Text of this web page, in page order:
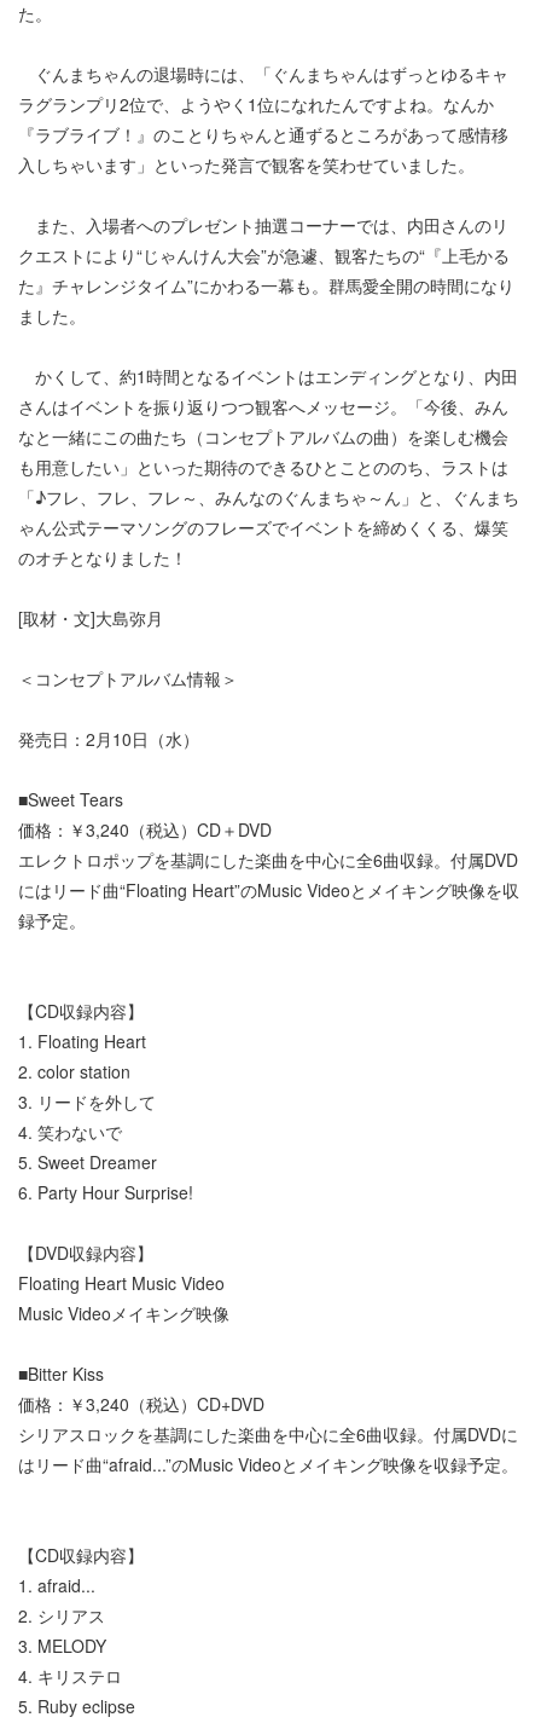
た。
ぐんまちゃんの退場時には、「ぐんまちゃんはずっとゆるキャ
ラグランプリ2位で、ようやく1位になれたんですよね。なんか
『ラブライブ！』のことりちゃんと通ずるところがあって感情移
入しちゃいます」といった発言で観客を笑わせていました。
また、入場者へのプレゼント抽選コーナーでは、内田さんのリ
クエストにより“じゃんけん大会”が急遽、観客たちの“『上毛かる
た』チャレンジタイム”にかわる一幕も。群馬愛全開の時間になり
ました。
かくして、約1時間となるイベントはエンディングとなり、内田
さんはイベントを振り返りつつ観客へメッセージ。「今後、みん
なと一緒にこの曲たち（コンセプトアルバムの曲）を楽しむ機会
も用意したい」といった期待のできるひとことののち、ラストは
「♪フレ、フレ、フレ～、みんなのぐんまちゃ～ん」と、ぐんまち
ゃん公式テーマソングのフレーズでイベントを締めくくる、爆笑
のオチとなりました！
[取材・文]大島弥月
＜コンセプトアルバム情報＞
発売日：2月10日（水）
■Sweet Tears
価格：￥3,240（税込）CD＋DVD
エレクトロポップを基調にした楽曲を中心に全6曲収録。付属DVD
にはリード曲“Floating Heart”のMusic Videoとメイキング映像を収
録予定。
【CD収録内容】
1. Floating Heart
2. color station
3. リードを外して
4. 笑わないで
5. Sweet Dreamer
6. Party Hour Surprise!
【DVD収録内容】
Floating Heart Music Video
Music Videoメイキング映像
■Bitter Kiss
価格：￥3,240（税込）CD+DVD
シリアスロックを基調にした楽曲を中心に全6曲収録。付属DVDに
はリード曲“afraid...”のMusic Videoとメイキング映像を収録予定。
【CD収録内容】
1. afraid...
2. シリアス
3. MELODY
4. キリステロ
5. Ruby eclipse